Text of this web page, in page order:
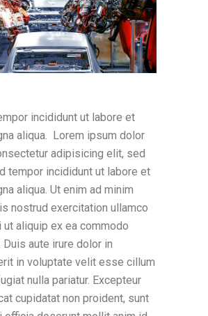
incididunt ut labore et
aliqua. Lorem ipsum dolor
adipisicing elit, sed
tempor incididunt ut labore et
aliqua. Ut enim ad minim
nostrud exercitation ullamco
ut aliquip ex ea commodo
Duis aute irure dolor in
in voluptate velit esse cillum
nulla pariatur. Excepteur
cupidatat non proident, sunt